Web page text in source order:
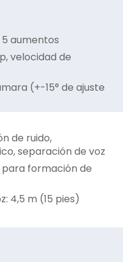
5 aumentos
velocidad de
(+-15° de ajuste
de ruido,
separación de voz
formación de
4,5 m (15 pies)